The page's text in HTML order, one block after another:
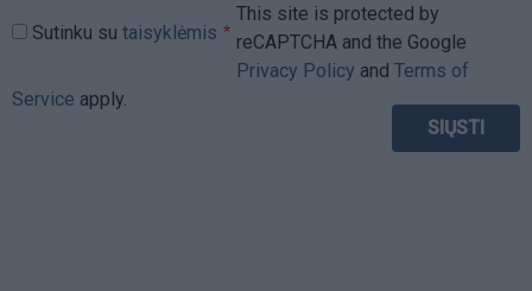
Sutinku su taisyklėmis
This site is protected by
reCAPTCHA and the Google
Privacy Policy and Terms of
Service apply.